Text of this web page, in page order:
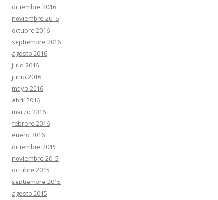
diciembre 2016
noviembre 2016
octubre 2016
septiembre 2016
agosto 2016
julio 2016
junio 2016
mayo 2016
abril 2016
marzo 2016
febrero 2016
enero 2016
diciembre 2015
noviembre 2015
octubre 2015
septiembre 2015
agosto 2015